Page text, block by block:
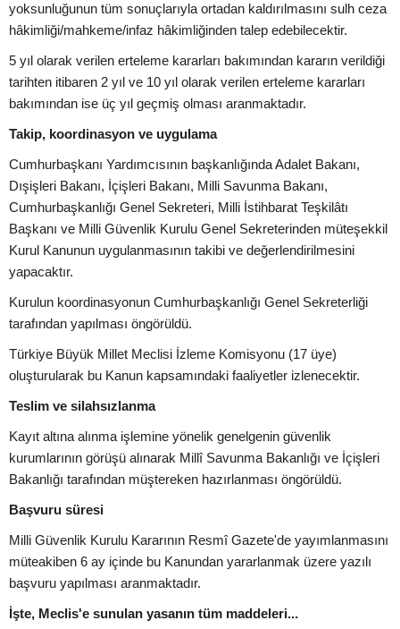
yoksunluğunun tüm sonuçlarıyla ortadan kaldırılmasını sulh ceza
hâkimliği/mahkeme/infaz hâkimliğinden talep edebilecektir.
5 yıl olarak verilen erteleme kararları bakımından kararın verildiği
tarihten itibaren 2 yıl ve 10 yıl olarak verilen erteleme kararları
bakımından ise üç yıl geçmiş olması aranmaktadır.
Takip, koordinasyon ve uygulama
Cumhurbaşkanı Yardımcısının başkanlığında Adalet Bakanı,
Dışişleri Bakanı, İçişleri Bakanı, Milli Savunma Bakanı,
Cumhurbaşkanlığı Genel Sekreteri, Milli İstihbarat Teşkilâtı
Başkanı ve Milli Güvenlik Kurulu Genel Sekreterinden müteşekkil
Kurul Kanunun uygulanmasının takibi ve değerlendirilmesini
yapacaktır.
Kurulun koordinasyonun Cumhurbaşkanlığı Genel Sekreterliği
tarafından yapılması öngörüldü.
Türkiye Büyük Millet Meclisi İzleme Komisyonu (17 üye)
oluşturularak bu Kanun kapsamındaki faaliyetler izlenecektir.
Teslim ve silahsızlanma
Kayıt altına alınma işlemine yönelik genelgenin güvenlik
kurumlarının görüşü alınarak Millî Savunma Bakanlığı ve İçişleri
Bakanlığı tarafından müştereken hazırlanması öngörüldü.
Başvuru süresi
Milli Güvenlik Kurulu Kararının Resmî Gazete'de yayımlanmasını
müteakiben 6 ay içinde bu Kanundan yararlanmak üzere yazılı
başvuru yapılması aranmaktadır.
İşte, Meclis'e sunulan yasanın tüm maddeleri...